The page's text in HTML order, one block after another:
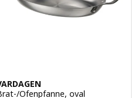
Ofenpfanne, oval